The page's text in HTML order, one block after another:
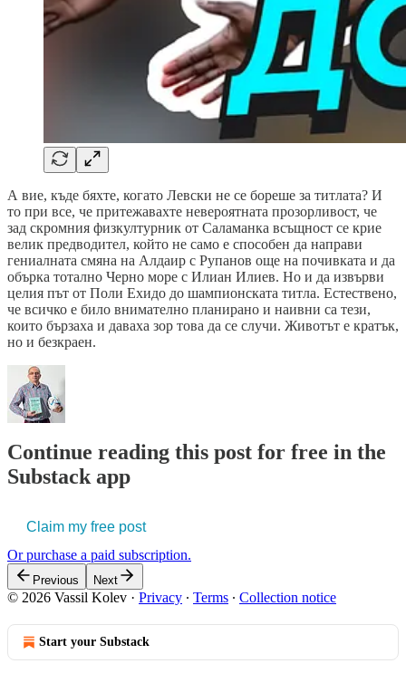
А вие, къде бяхте, когато Левски не се бореше за титлата? И
то при все, че притежавахте невероятната прозорливост, че
зад скромния физкултурник от Саламанка всъщност се крие
велик предводител, който не само е способен да направи
гениалната смяна на Алдаир с Рупанов още на почивката и да
обърка тотално Черно море с Илиан Илиев. Но и да извърви
целия път от Поли Ехидо до шампионската титла. Естествено,
че всичко е било внимателно планирано и наивни са тези,
които бързаха и даваха зор това да се случи. Животът е кратък,
но и безкраен.
Continue reading this post for free in the
Substack app
Claim my free post
Or purchase a paid subscription.
Previous Next
© 2026 Vassil Kolev · Privacy ∙ Terms ∙ Collection notice
Start your Substack